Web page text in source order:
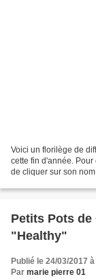
Voici un florilège de
cette fin d'année.
de cliquer sur son
Petits Pots de
"Healthy"
Publié le 24/03/2017
Par marie pierre 01